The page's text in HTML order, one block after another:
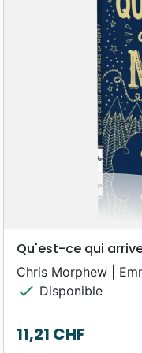
Qu'est-ce qui
Chris Morphew |
check Disponible
Prix
11,21 CHF